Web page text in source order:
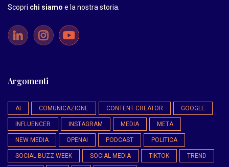
Scopri chi siamo e la nostra storia.
Argomenti
AI COMUNICAZIONE CONTENT CREATOR GOOGLE
INFLUENCER INSTAGRAM MEDIA META
NEW MEDIA OPENAI PODCAST POLITICA
SOCIAL BUZZ WEEK SOCIAL MEDIA TIKTOK TREND